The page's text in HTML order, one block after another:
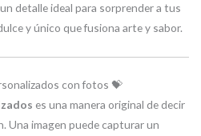
detalle ideal para sorprender a tus
y único que fusiona arte y sabor.
con fotos 💝
es una manera original de decir
Una imagen puede capturar un